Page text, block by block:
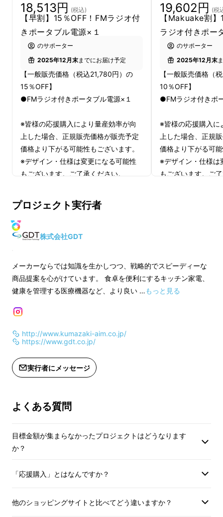
18,513円 (税込)
【早割】15％OFF！FMラジオ付
きポータブル電源×１
のサポーター
2025年12月末までにお届け予定
【一般販売価格（税込21,780円）の
15％OFF】
●FMラジオ付きポータブル電源×１
※皆様の応援購入により量産効率が向
上した場合、正規販売価格が販売予定
価格より下がる可能性もございます。
※デザイン・仕様は変更になる可能性
もございます。ご了承ください。
製造工程上の都合などにより出荷時期
が遅れる場合があります。
※適格請求書発行事業者登録番号：あ
り
載のあるインボイスが必要な場合は、
Makuakeメッセージにて実行者に直接
お問合せください）
インボイス（適格請求書）：対応可
19,602円 (税
【Makuake割
ラジオ付きポー
のサポーター
2025年12月末
【一般販売価格（
10％OFF】
●FMラジオ付きポ
※皆様の応援購入に
上した場合、正規
価格より下がる可
※デザイン・仕様は
もございます。ご
Makuakeメッセー
プロジェクト実行者
株式会社GDT
メーカーならでは知識を生かしつつ、戦略的でスピーディーな
商品提案を心がけています。 食卓を便利にするキッチン家電、
健康を管理する医療機器など、より良い …もっと見る
http://www.kumazaki-aim.co.jp/
https://www.gdt.co.jp/
実行者にメッセージ
よくある質問
目標金額が集まらなかったプロジェクトはどうなります
か？
「応援購入」とはなんですか？
他のショッピングサイトと比べてどう違いますか？